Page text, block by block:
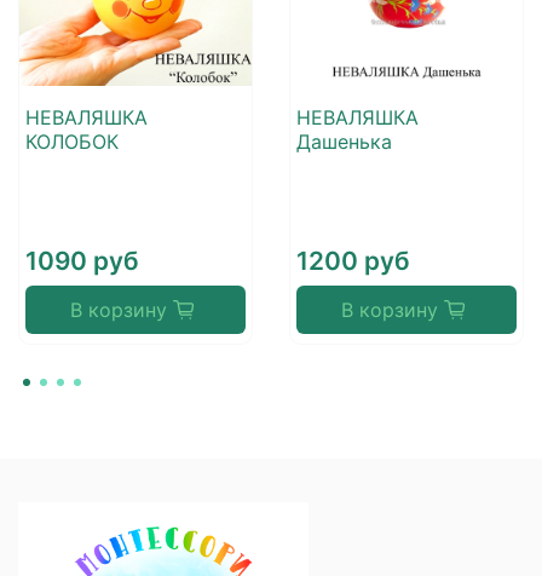
НЕВАЛЯШКА
КОЛОБОК
1090 руб
В корзину
НЕВАЛЯШКА
Дашенька
1200 руб
В корзину